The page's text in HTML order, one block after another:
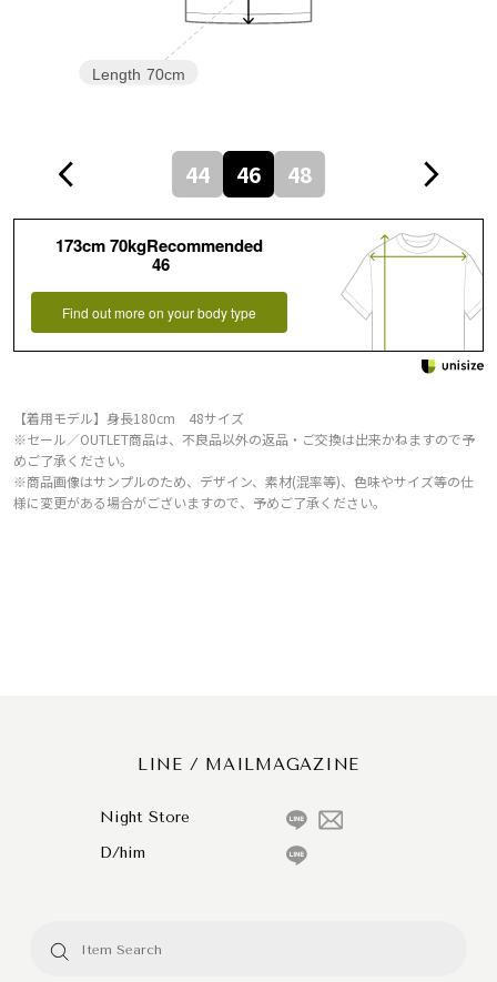
Length 70cm
44 46 48
173cm 70kgRecommended
46
Find out more on your body type
【着用モデル】身長180cm 48サイズ
※セール／OUTLET商品は、不良品以外の返品・ご交換は出来かねますので予
めご了承ください。
※商品画像はサンプルのため、デザイン、素材(混率等)、色味やサイズ等の仕
様に変更がある場合がございますので、予めご了承ください。
LINE / MAILMAGAZINE
Night Store
D/him